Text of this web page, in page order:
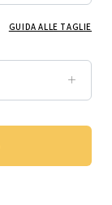
GUIDA ALLE TAGLIE